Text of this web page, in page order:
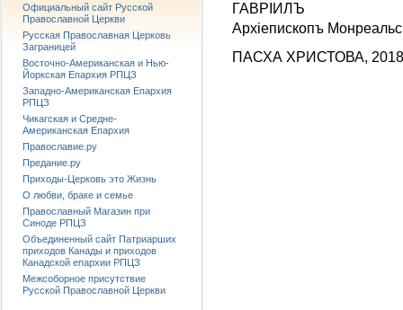
ГАВРIИЛЪ
Архieпископъ
ПАСХА ХРИСТОВА, 2018
Официальный сайт Русской
Православной Церкви
Русская Православная Церковь
Заграницей
Восточно-Американская и Нью-
Йоркская Епархия РПЦЗ
Западно-Американская Епархия
РПЦЗ
Чикагская и Средне-
Американская Епархия
Православие.ру
Предание.ру
Приходы-Церковь это Жизнь
О любви, браке и семье
Православный Магазин при
Синоде РПЦЗ
Объединенный сайт Патриарших
приходов Канады и приходов
Канадской епархии РПЦЗ
Межсоборное присутствие
Русской Православной Церкви